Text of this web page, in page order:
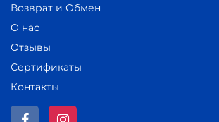
Возврат и Обмен
О нас
Отзывы
Сертификаты
Контакты